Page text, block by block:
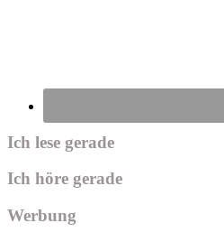
Ich lese gerade
Ich höre gerade
Werbung